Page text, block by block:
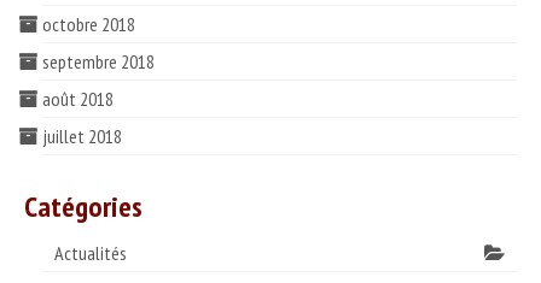
octobre 2018
septembre 2018
août 2018
juillet 2018
Catégories
Actualités